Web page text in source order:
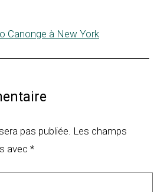
Canonge à New York
pas publiée. Les champs
avec *